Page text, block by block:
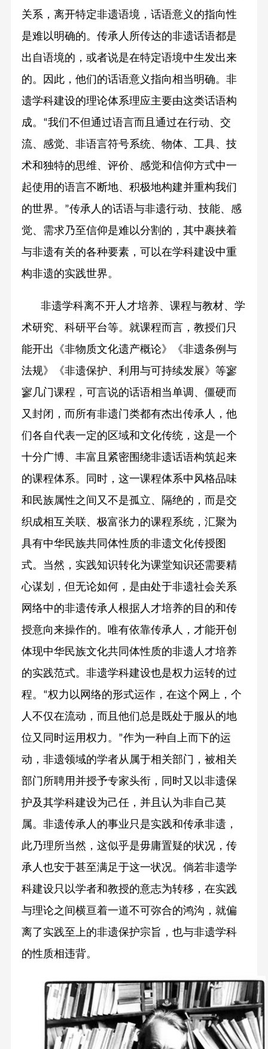
关系，离开特定非遗语境，话语意义的指向性
是难以明确的。传承人所传达的非遗话语都是
出自语境的，或者说是在特定语境中生发出来
的。因此，他们的话语意义指向相当明确。非
遗学科建设的理论体系理应主要由这类话语构
成。
“我们不但通过语言而且通过在行动、交
流、感觉、非语言符号系统、物体、工具、技
术和独特的思维、评价、感觉和信仰方式中一
起使用的语言不断地、积极地构建并重构我们
的世界。
”传承人的话语与非遗行动、技能、感
觉、需求乃至信仰是难以分割的，其中裹挟着
与非遗有关的各种要素，可以在学科建设中重
构非遗的实践世界。
非遗学科离不开人才培养、课程与教材、学
术研究、科研平台等。就课程而言，教授们只
能开出《非物质文化遗产概论》《非遗条例与
法规》《非遗保护、利用与可持续发展》等寥
寥几门课程，可言说的话语相当单调、僵硬而
又封闭，而所有非遗门类都有杰出传承人，他
们各自代表一定的区域和文化传统，这是一个
十分广博、丰富且紧密围绕非遗话语构筑起来
的课程体系。同时，这一课程体系中风格品味
和民族属性之间又不是孤立、隔绝的，而是交
织成相互关联、极富张力的课程系统，汇聚为
具有中华民族共同体性质的非遗文化传授图
式。当然，实践知识转化为课堂知识还需要精
心谋划，但无论如何，是由处于非遗社会关系
网络中的非遗传承人根据人才培养的目的和传
授意向来操作的。唯有依靠传承人，才能开创
体现中华民族文化共同体性质的非遗人才培养
的实践范式。非遗学科建设也是权力运转的过
程。
“权力以网络的形式运作，在这个网上，个
人不仅在流动，而且他们总是既处于服从的地
位又同时运用权力。
”作为一种自上而下的运
动，非遗领域的学者从属于相关部门，被相关
部门所聘用并授予专家头衔，同时又以非遗保
护及其学科建设为己任，并且认为非自己莫
属。非遗传承人的事业只是实践和传承非遗，
此乃理所当然，这似乎是毋庸置疑的状况，传
承人也安于甚至满足于这一状况。倘若非遗学
科建设只以学者和教授的意志为转移，在实践
与理论之间横亘着一道不可弥合的鸿沟，就偏
离了实践至上的非遗保护宗旨，也与非遗学科
的性质相违背。